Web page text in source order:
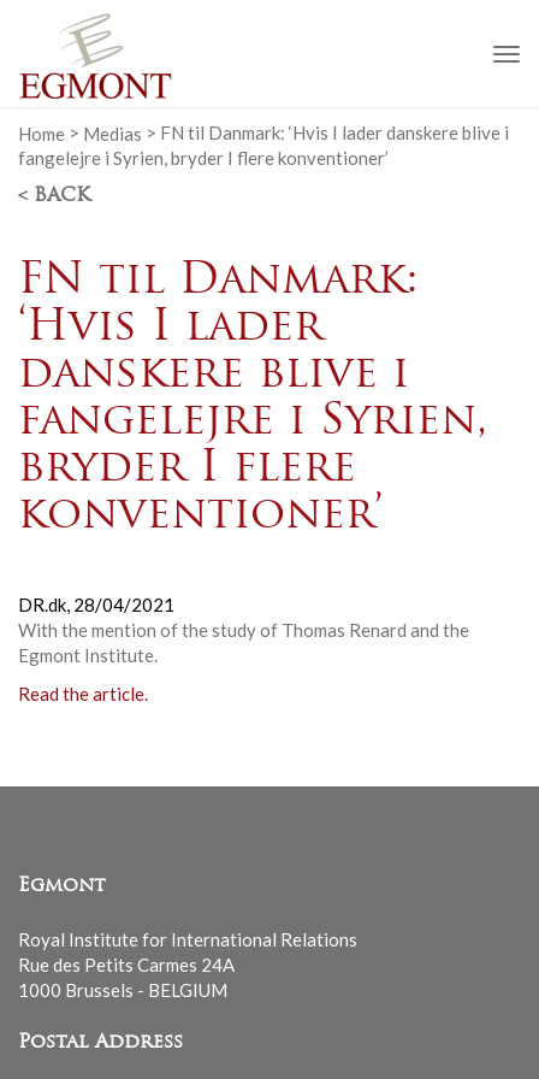
Home > Medias > FN til Danmark: ‘Hvis I lader danskere blive i
fangelejre i Syrien, bryder I flere konventioner’
< BACK
FN til Danmark:
‘Hvis I lader
danskere blive i
fangelejre i Syrien,
bryder I flere
konventioner’
DR.dk, 28/04/2021
With the mention of the study of Thomas Renard and the
Egmont Institute.
Read the article.
Egmont
Royal Institute for International Relations
Rue des Petits Carmes 24A
1000 Brussels - BELGIUM
Postal Address